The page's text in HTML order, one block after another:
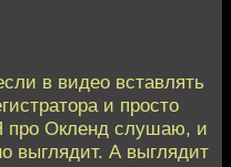
в видео вставлять
и просто
про Окленд слушаю, и
выглядит. А выглядит